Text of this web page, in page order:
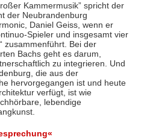
Kammermusik” spricht der
der Neubrandenburg
Daniel Geiss, wenn er
Spieler und insgesamt vier
zusammenführt. Bei der
Bachs geht es darum,
zu integrieren. Und
die aus der
hervorgegangen ist und heute
verfügt, ist wie
lebendige